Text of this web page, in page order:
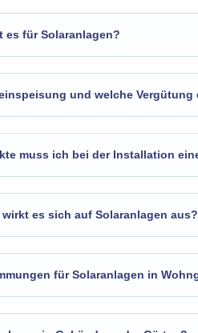
es für Solaranlagen?
und welche Vergütung
muss ich bei der Installation
es sich auf Solaranlagen aus?
für Solaranlagen in